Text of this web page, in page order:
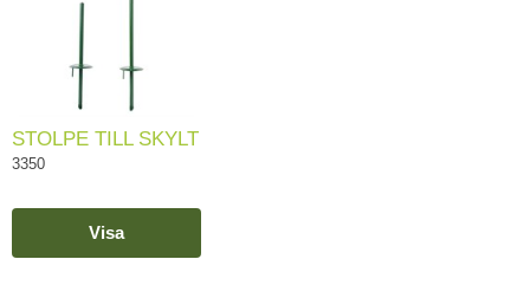
STOLPE TILL SKYLT
3350
Visa